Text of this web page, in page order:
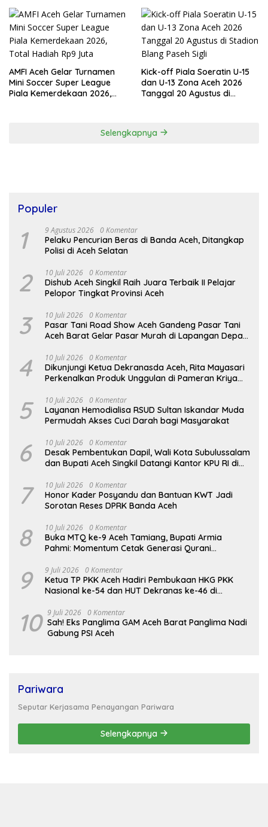
Resmi Bergulir
AMFI Aceh Gelar Turnamen
Mini Soccer Super League
Piala Kemerdekaan 2026,
Kick-off Piala Soeratin U-15
dan U-13 Zona Aceh 2026
Tanggal 20 Agustus di
Selengkapnya
Populer
1 9 Agustus 2026 0 Komentar
Pelaku Pencurian Beras di Banda Aceh, Ditangkap
Polisi di Aceh Selatan
2 10 Juli 2026 0 Komentar
Dishub Aceh Singkil Raih Juara Terbaik II Pelajar
Pelopor Tingkat Provinsi Aceh
3 10 Juli 2026 0 Komentar
Pasar Tani Road Show Aceh Gandeng Pasar Tani
Aceh Barat Gelar Pasar Murah di Lapangan Depan
4 10 Juli 2026 0 Komentar
Dikunjungi Ketua Dekranasda Aceh, Rita Mayasari
Perkenalkan Produk Unggulan di Pameran Kriya
5 10 Juli 2026 0 Komentar
Layanan Hemodialisa RSUD Sultan Iskandar Muda
Permudah Akses Cuci Darah bagi Masyarakat
6 10 Juli 2026 0 Komentar
Desak Pembentukan Dapil, Wali Kota Subulussalam
dan Bupati Aceh Singkil Datangi Kantor KPU RI di
7 10 Juli 2026 0 Komentar
Honor Kader Posyandu dan Bantuan KWT Jadi
Sorotan Reses DPRK Banda Aceh
8 10 Juli 2026 0 Komentar
Buka MTQ ke-9 Aceh Tamiang, Bupati Armia
Pahmi: Momentum Cetak Generasi Qurani
9 9 Juli 2026 0 Komentar
Ketua TP PKK Aceh Hadiri Pembukaan HKG PKK
Nasional ke-54 dan HUT Dekranas ke-46 di
10 9 Juli 2026 0 Komentar
Sah! Eks Panglima GAM Aceh Barat Panglima Nadi
Gabung PSI Aceh
Pariwara
Seputar Kerjasama Penayangan Pariwara
Selengkapnya